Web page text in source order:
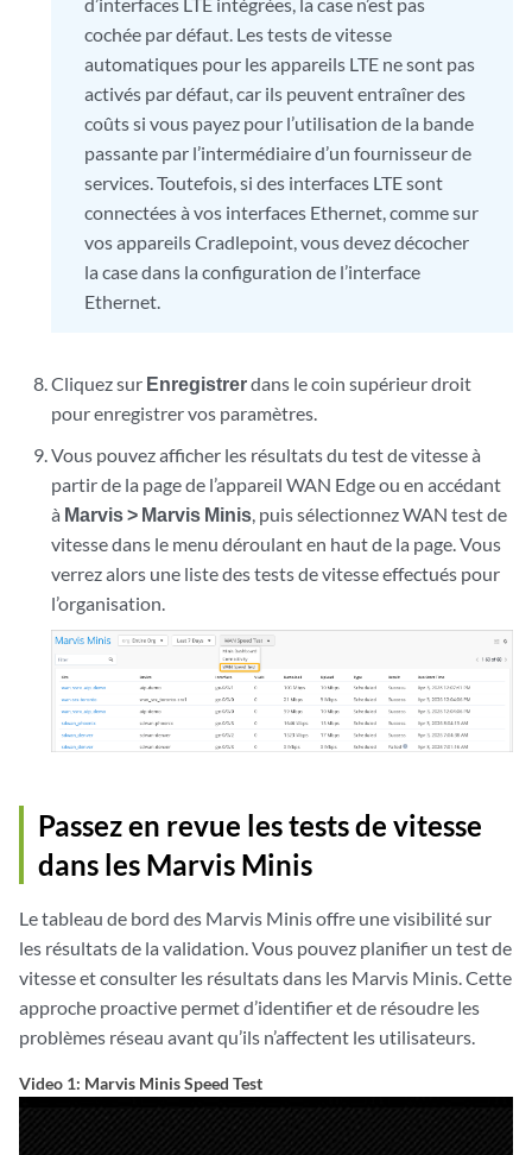
cochée par défaut. Les tests de vitesse
automatiques pour les appareils LTE ne sont pas
activés par défaut, car ils peuvent entraîner des
coûts si vous payez pour l’utilisation de la bande
passante par l’intermédiaire d’un fournisseur de
services. Toutefois, si des interfaces LTE sont
connectées à vos interfaces Ethernet, comme sur
vos appareils Cradlepoint, vous devez décocher
la case dans la configuration de l’interface
Ethernet.
Cliquez sur Enregistrerdans le coin supérieur droit
pour enregistrer vos paramètres.
Vous pouvez afficher les résultats du test de vitesse à
partir de la page de l’appareil WAN Edge ou en accédant
à Marvis> Marvis Minis , puis sélectionnez WAN test de
vitesse dans le menu déroulant en haut de la page. Vous
verrez alors une liste des tests de vitesse effectués pour
l’organisation.
Passez en revue les tests de vitesse
dans les Marvis Minis
Le tableau de bord des Marvis Minis offre une visibilité sur
les résultats de la validation. Vous pouvez planifier un test de
vitesse et consulter les résultats dans les Marvis Minis. Cette
approche proactive permet d’identifier et de résoudre les
problèmes réseau avant qu’ils n’affectent les utilisateurs.
Video 1: Marvis Minis Speed Test